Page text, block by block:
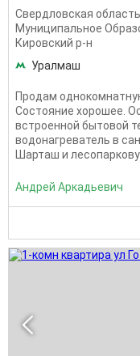
Свердловская область
Муниципальное
Кировский р-н
Уралмаш
Продам
Состояние хорошее.
встроенной бытовой
водонагреватель в
Шарташ и
Андрей Аркадьевич